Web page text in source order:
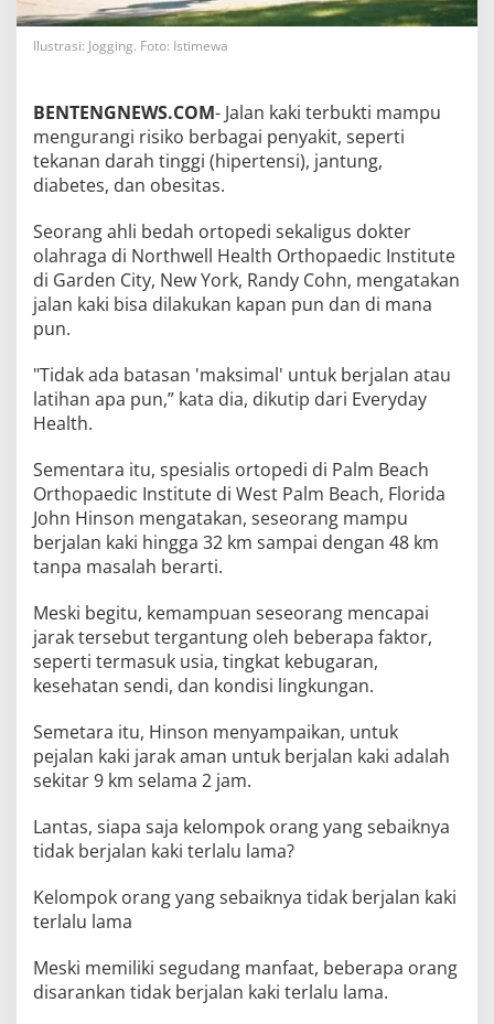
Ilustrasi: Jogging. Foto: Istimewa
BENTENGNEWS.COM- Jalan kaki terbukti mampu
mengurangi risiko berbagai penyakit, seperti
tekanan darah tinggi (hipertensi), jantung,
diabetes, dan obesitas.
Seorang ahli bedah ortopedi sekaligus dokter
olahraga di Northwell Health Orthopaedic Institute
di Garden City, New York, Randy Cohn, mengatakan
jalan kaki bisa dilakukan kapan pun dan di mana
pun.
"Tidak ada batasan 'maksimal' untuk berjalan atau
latihan apa pun,” kata dia, dikutip dari Everyday
Health.
Sementara itu, spesialis ortopedi di Palm Beach
Orthopaedic Institute di West Palm Beach, Florida
John Hinson mengatakan, seseorang mampu
berjalan kaki hingga 32 km sampai dengan 48 km
tanpa masalah berarti.
Meski begitu, kemampuan seseorang mencapai
jarak tersebut tergantung oleh beberapa faktor,
seperti termasuk usia, tingkat kebugaran,
kesehatan sendi, dan kondisi lingkungan.
Semetara itu, Hinson menyampaikan, untuk
pejalan kaki jarak aman untuk berjalan kaki adalah
sekitar 9 km selama 2 jam.
Lantas, siapa saja kelompok orang yang sebaiknya
tidak berjalan kaki terlalu lama?
Kelompok orang yang sebaiknya tidak berjalan kaki
terlalu lama
Meski memiliki segudang manfaat, beberapa orang
disarankan tidak berjalan kaki terlalu lama.